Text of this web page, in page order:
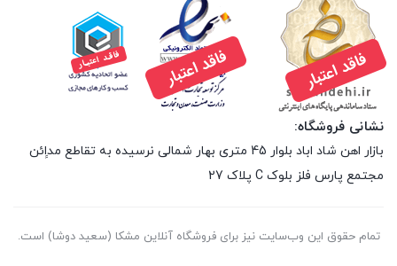
نشانی فروشگاه:
بازار اهن شاد اباد بلوار 45 متری بهار شمالی نرسیده به تقاطع مداِِئن
مجتمع پارس فلز بلوک C پلاک 27
تمام حقوق اين وب‌سايت نیز برای فروشگاه آنلاین مشکا (سعید دوشا) است.